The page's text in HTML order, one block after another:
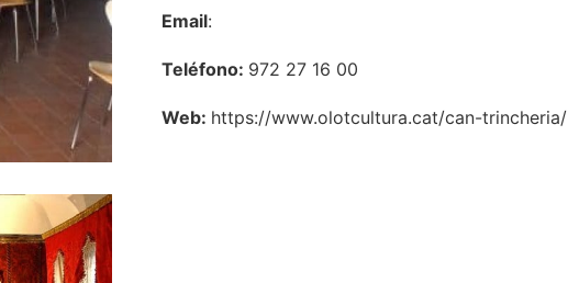
Email:
Teléfono: 972 27 16 00
Web: https://www.olotcultura.cat/can-trincheria/